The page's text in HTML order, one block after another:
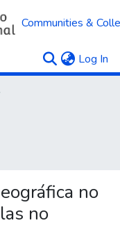
Communities &
Log In
no
no